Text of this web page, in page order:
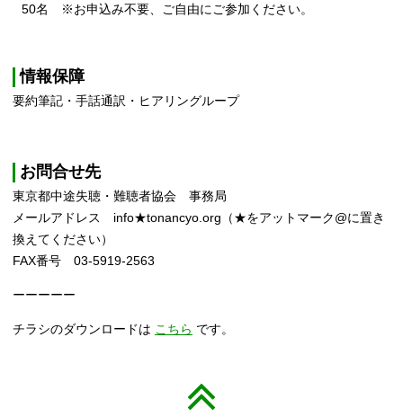
50名 ※お申込み不要、ご自由にご参加ください。
情報保障
要約筆記・手話通訳・ヒアリングループ
お問合せ先
東京都中途失聴・難聴者協会 事務局
メールアドレス info★tonancyo.org（★をアットマーク@に置き
換えてください）
FAX番号 03-5919-2563
ーーーーー
チラシのダウンロードは こちら です。